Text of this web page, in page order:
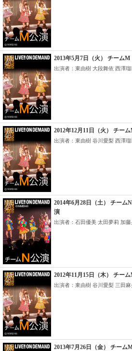
2013年5月7日（火） チーム
出演者：東由樹 大段舞依 西澤瑠
2012年12月11日（火） チー
出演者：東由樹 谷川愛梨 西澤瑠
2014年6月28日（土） チーム
演
出演者：石田優美 太田夢莉 加藤
2012年11月15日（木） チー
出演者：東由樹 谷川愛梨 三田麻
2013年7月26日（金） チーム